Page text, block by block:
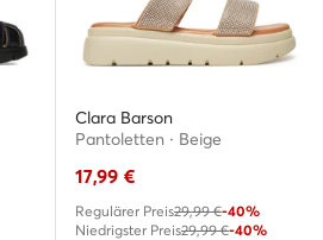
Clara Barson
Pantoletten · Beige
17,99 €
Regulärer Preis29,99 €-40%
Niedrigster Preis29,99 €-40%